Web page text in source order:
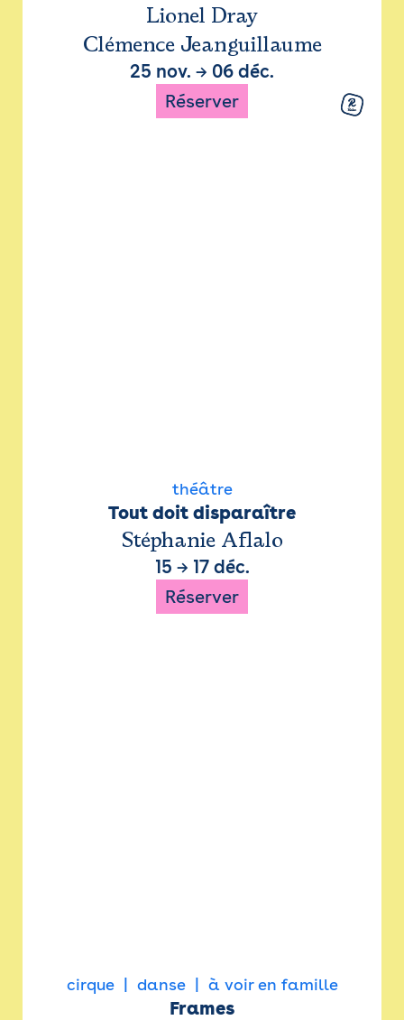
Lionel Dray
Clémence Jeanguillaume
25 nov. → 06 déc.
Réserver
théâtre
Tout doit disparaître
Stéphanie Aflalo
15 → 17 déc.
Réserver
cirque danse à voir en famille
Frames